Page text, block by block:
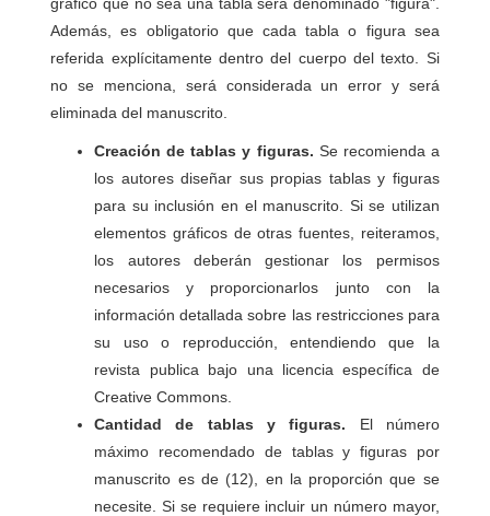
Además, es obligatorio que cada tabla o figura sea
referida explícitamente dentro del cuerpo del texto. Si
no se menciona, será considerada un error y será
eliminada del manuscrito.
Creación de tablas y figuras. Se recomienda a
los autores diseñar sus propias tablas y figuras
para su inclusión en el manuscrito. Si se utilizan
elementos gráficos de otras fuentes, reiteramos,
los autores deberán gestionar los permisos
necesarios y proporcionarlos junto con la
información detallada sobre las restricciones para
su uso o reproducción, entendiendo que la
revista publica bajo una licencia específica de
Creative Commons.
Cantidad de tablas y figuras. El número
máximo recomendado de tablas y figuras por
manuscrito es de (12), en la proporción que se
necesite. Si se requiere incluir un número mayor,